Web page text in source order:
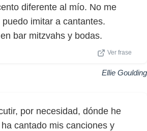
diferente al mío. No me
imitar a cantantes.
bar mitzvahs y bodas.
Ver frase
Ellie Goulding
por necesidad, dónde he
cantado mis canciones y